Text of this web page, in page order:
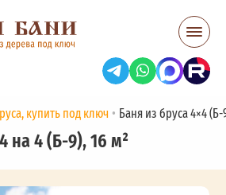
купить под ключ Баня из бруса 4×4 (Б-
на 4 (Б-9), 16 м²